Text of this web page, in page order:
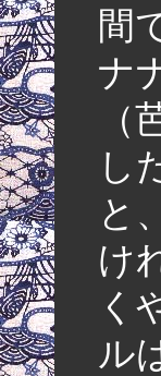
間
ナ
し
と
け
く
ル